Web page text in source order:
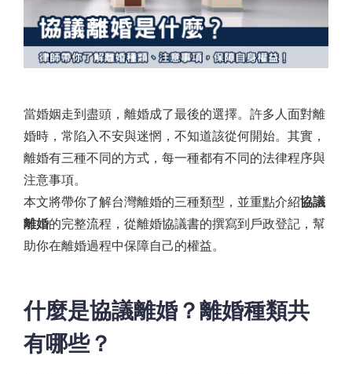
當婚姻走到盡頭，離婚成了最後的選擇。許多人面對離
婚時，常陷入不安與迷惘，不知道該從何開始。其實，
離婚有三種不同的方式，每一種都有不同的法律程序與
注意事項。
本文將帶你了解台灣離婚的三種類型，並重點介紹協議
離婚的完整流程，從離婚協議書的撰寫到戶政登記，幫
助你在離婚過程中保障自己的權益。
什麼是協議離婚？離婚種類共
有哪些？